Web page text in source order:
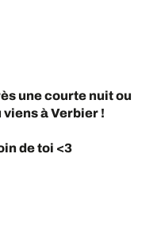
une courte nuit ou
à Verbier !
de toi <3